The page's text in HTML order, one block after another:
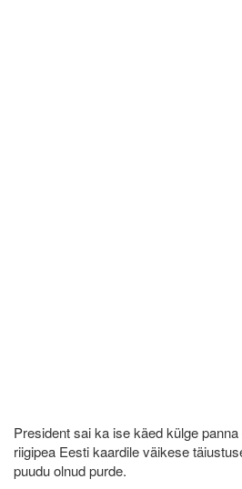
President sai ka ise käed külge
riigipea Eesti kaardile väikese
puudu olnud purde.